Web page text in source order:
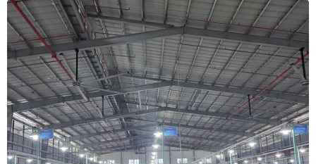
cứu nạn Khánh Hòa, cho biết trước tình hình
mưa lũ diễn biến phức tạp, Ban đã chỉ đạo các
đơn vị quản lý hồ chứa nước, chủ động theo dõi
lượng mưa ở đầu nguồn, tính toán lượng nước
về hồ, cân bằng lượng nước đến, đi để giảm lưu
lượng xả lũ, giảm ngập cho vùng hạ du./.
(TTXVN/Vietnam+)